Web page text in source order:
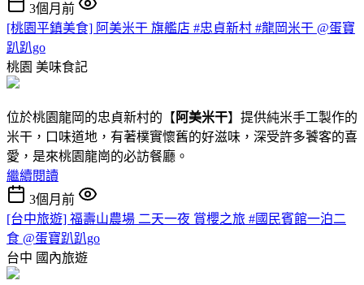
3個月前
[桃園平鎮美食] 阿美米干 旗艦店 #忠貞新村 #龍岡米干 @蛋寶
趴趴go
桃園 美味食記
位於桃園龍岡的忠貞新村的【 阿美米干】提供純米手工製作的
米干，口味道地，有著樸實懷舊的好滋味，深受許多饕客的喜
愛，是來桃園龍崗的必訪餐廳。
繼續閱讀
3個月前
[台中旅遊] 福壽山農場 二天一夜 賞櫻之旅 #國民賓館一泊二
食 @蛋寶趴趴go
台中 國內旅遊